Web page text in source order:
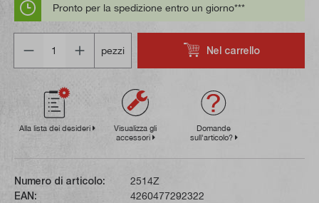
Pronto per la spedizione entro un giorno***
pezzi
Nel carrello
Alla lista dei desideri
Visualizza gli
accessori
Domande
sull'articolo?
Numero di articolo:
2514Z
EAN:
4260477292322